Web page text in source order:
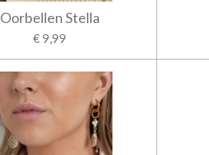
Oorbellen Stella
€ 9,99